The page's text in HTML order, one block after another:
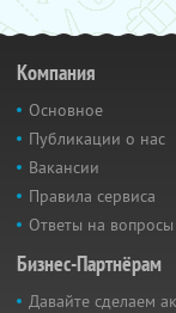
Компания
Основное
Публикации о нас
Вакансии
Правила сервиса
Ответы на вопросы
Бизнес-Партнёрам
Давайте сделаем